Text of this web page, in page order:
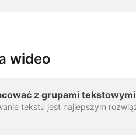
wideo
z grupami tekstowymi